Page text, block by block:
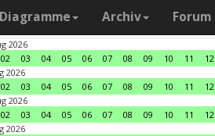
Diagramme Archiv Forum
2026
02 03 04 05 06 07 08 09 10 11 12
2026
02 03 04 05 06 07 08 09 10 11 12
2026
02 03 04 05 06 07 08 09 10 11 12
2026